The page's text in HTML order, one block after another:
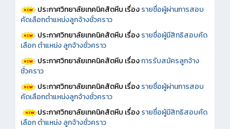
ประกาศวิทยาลัยเทคนิคสัตหีบ เรื่องรายชื่อผู้ผ่านการสอบ
คัดเลือกตำแหน่งลูกจ้างชั่วคราว
ประกาศวิทยาลัยเทคนิคสัตหีบ เรื่องรายชื่อผู้มีสิทธิสอบคัด
เลือก ตำแหน่ง ลูกจ้างชั่วคราว
ประกาศวิทยาลัยเทคนิคสัตหีบ เรื่องการรับสมัครลูกจ้าง
ชั่วคราว
ประกาศวิทยาลัยเทคนิคสัตหีบ เรื่องรายชื่อผู้ผ่านการสอบ
คัดเลือกตำแหน่งลูกจ้างชั่วคราว
ประกาศวิทยาลัยเทคนิคสัตหีบ เรื่องรายชื่อผู้มีสิทธิสอบคัด
เลือก ตำแหน่ง ลูกจ้างชั่วคราว